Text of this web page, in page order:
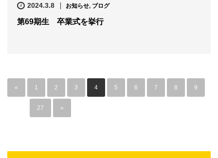
2024.3.8 お知らせ, ブログ
第69期生 卒業式を挙行
« 1 2 3 4 5 6 7 8 9
27 »